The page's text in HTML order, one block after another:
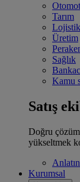
Tarım
Lojistik
Üretim
Sağlık
Kamu
Satış
Doğru
yükseltmek
Kurumsal